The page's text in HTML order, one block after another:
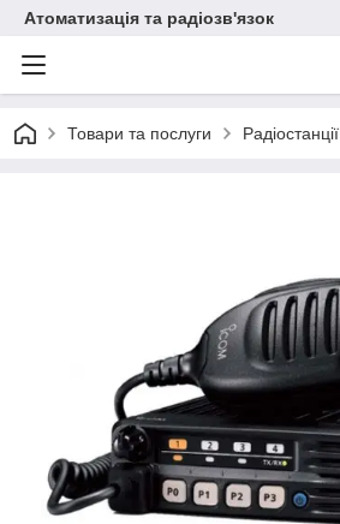
Атоматизація та радіозв'язок
Товари та послуги Радіостанції